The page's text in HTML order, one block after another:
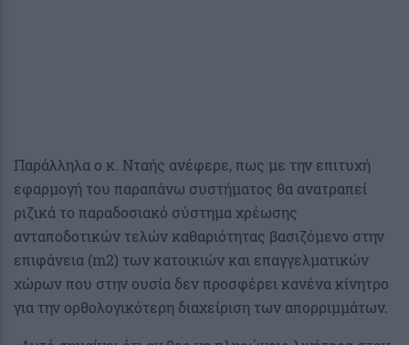
Παράλληλα ο κ. Νταής ανέφερε, πως με την επιτυχή
εφαρμογή του παραπάνω συστήματος θα ανατραπεί
ριζικά το παραδοσιακό σύστημα χρέωσης
ανταποδοτικών τελών καθαριότητας βασιζόμενο στην
επιφάνεια (m2) των κατοικιών και επαγγελματικών
χώρων που στην ουσία δεν προσφέρει κανένα κίνητρο
για την ορθολογικότερη διαχείριση των απορριμμάτων.